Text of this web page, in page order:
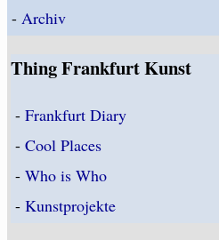
- Archiv
Thing Frankfurt Kunst
-Frankfurt Diary
-Cool Places
-Who is Who
-Kunstprojekte